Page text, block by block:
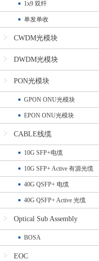
1x9 双纤
单发单收
CWDM光模块
DWDM光模块
PON光模块
GPON ONU光模块
EPON ONU光模块
CABLE线缆
10G SFP+电缆
10G SFP+ Active 有源光缆
40G QSFP+ 电缆
40G QSFP+ Active 光缆
Optical Sub Assembly
BOSA
EOC